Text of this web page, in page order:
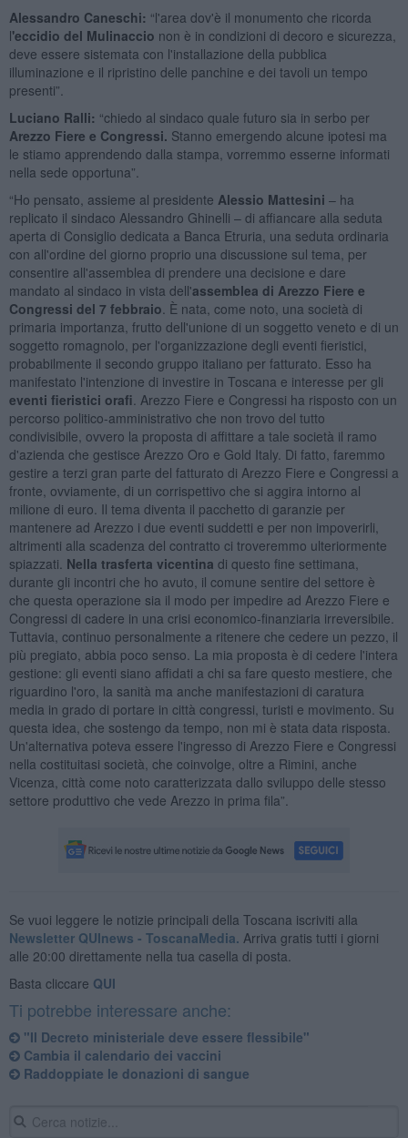
Alessandro Caneschi: “l'area dov'è il monumento che ricorda
l'eccidio del Mulinaccio non è in condizioni di decoro e sicurezza,
deve essere sistemata con l'installazione della pubblica
illuminazione e il ripristino delle panchine e dei tavoli un tempo
presenti”.
Luciano Ralli: “chiedo al sindaco quale futuro sia in serbo per
Arezzo Fiere e Congressi. Stanno emergendo alcune ipotesi ma
le stiamo apprendendo dalla stampa, vorremmo esserne informati
nella sede opportuna”.
“Ho pensato, assieme al presidente Alessio Mattesini – ha
replicato il sindaco Alessandro Ghinelli – di affiancare alla seduta
aperta di Consiglio dedicata a Banca Etruria, una seduta ordinaria
con all'ordine del giorno proprio una discussione sul tema, per
consentire all'assemblea di prendere una decisione e dare
mandato al sindaco in vista dell'assemblea di Arezzo Fiere e
Congressi del 7 febbraio . È nata, come noto, una società di
primaria importanza, frutto dell'unione di un soggetto veneto e di un
soggetto romagnolo, per l'organizzazione degli eventi fieristici,
probabilmente il secondo gruppo italiano per fatturato. Esso ha
manifestato l'intenzione di investire in Toscana e interesse per gli
eventi fieristici orafi . Arezzo Fiere e Congressi ha risposto con un
percorso politico-amministrativo che non trovo del tutto
condivisibile, ovvero la proposta di affittare a tale società il ramo
d'azienda che gestisce Arezzo Oro e Gold Italy. Di fatto, faremmo
gestire a terzi gran parte del fatturato di Arezzo Fiere e Congressi a
fronte, ovviamente, di un corrispettivo che si aggira intorno al
milione di euro. Il tema diventa il pacchetto di garanzie per
mantenere ad Arezzo i due eventi suddetti e per non impoverirli,
altrimenti alla scadenza del contratto ci troveremmo ulteriormente
spiazzati. Nella trasferta vicentina di questo fine settimana,
durante gli incontri che ho avuto, il comune sentire del settore è
che questa operazione sia il modo per impedire ad Arezzo Fiere e
Congressi di cadere in una crisi economico-finanziaria irreversibile.
Tuttavia, continuo personalmente a ritenere che cedere un pezzo, il
più pregiato, abbia poco senso. La mia proposta è di cedere l'intera
gestione: gli eventi siano affidati a chi sa fare questo mestiere, che
riguardino l'oro, la sanità ma anche manifestazioni di caratura
media in grado di portare in città congressi, turisti e movimento. Su
questa idea, che sostengo da tempo, non mi è stata data risposta.
Un'alternativa poteva essere l'ingresso di Arezzo Fiere e Congressi
nella costituitasi società, che coinvolge, oltre a Rimini, anche
Vicenza, città come noto caratterizzata dallo sviluppo delle stesso
settore produttivo che vede Arezzo in prima fila”.
Se vuoi leggere le notizie principali della Toscana iscriviti alla
Newsletter QUInews - ToscanaMedia. Arriva gratis tutti i giorni
alle 20:00 direttamente nella tua casella di posta.
Basta cliccare QUI
Ti potrebbe interessare anche:
"Il Decreto ministeriale deve essere flessibile"
Cambia il calendario dei vaccini
Raddoppiate le donazioni di sangue